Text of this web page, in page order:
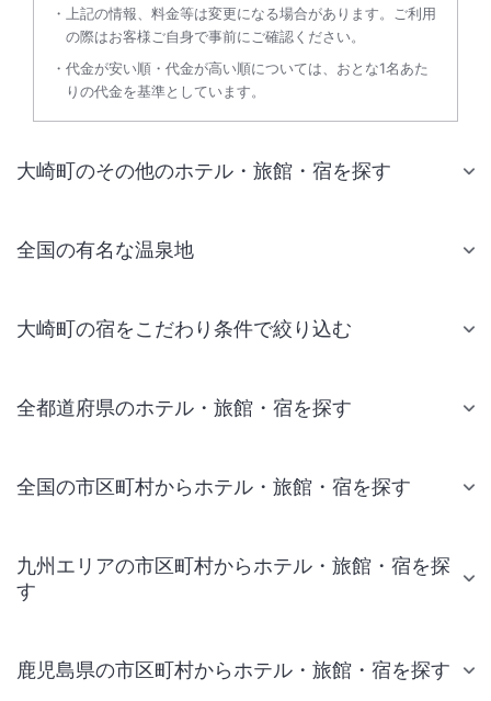
上記の情報、料金等は変更になる場合があります。ご利用
の際はお客様ご自身で事前にご確認ください。
代金が安い順・代金が高い順については、おとな1名あた
りの代金を基準としています。
大崎町のその他のホテル・旅館・宿を探す
全国の有名な温泉地
大崎町の宿をこだわり条件で絞り込む
全都道府県のホテル・旅館・宿を探す
全国の市区町村からホテル・旅館・宿を探す
九州エリアの市区町村からホテル・旅館・宿を探
す
鹿児島県の市区町村からホテル・旅館・宿を探す